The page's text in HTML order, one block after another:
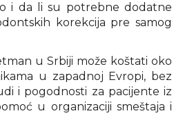
i da li su potrebne dodatne
korekcija pre samog
u Srbiji može koštati oko
u zapadnoj Evropi, bez
i pogodnosti za pacijente iz
u organizaciji smeštaja i